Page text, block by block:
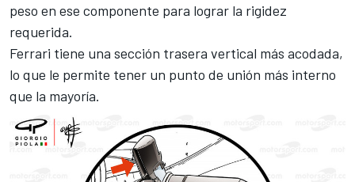
peso en ese componente para lograr la rigidez
requerida.
Ferrari tiene una sección trasera vertical más acodada,
lo que le permite tener un punto de unión más interno
que la mayoría.